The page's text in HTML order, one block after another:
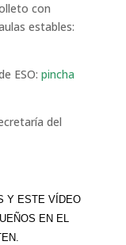
con
estables:
ESO: pincha
del
Y ESTE VÍDEO
EN EL